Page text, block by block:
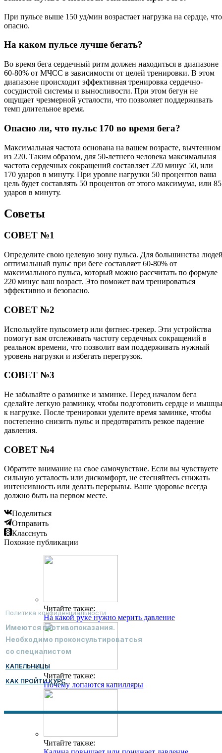
При пульсе выше 150 уд/мин возрастает нагрузка на сердце, что
опасно.
На каком пульсе лучше бегать?
Во время бега сердечный ритм должен находиться в диапазоне
60-80% от МЧСС в зависимости от целей тренировки. В этом
диапазоне происходит эффективная тренировка сердечно-
сосудистой системы и выносливости. При этом бегун не
ощущает чрезмерной усталости, что позволяет поддерживать
темп длительное время.
Опасно ли, что пульс 170 во время бега?
Максимальная частота основана на вашем возрасте, вычтенном
из 220. Таким образом, для 50-летнего человека максимальная
частота сердечных сокращений составляет 220 минус 50, или
170 ударов в минуту. При уровне нагрузки 50 процентов ваша
цель будет составлять 50 процентов от этого максимума, или 85
ударов в минуту.
Советы
СОВЕТ №1
Определите свою целевую зону пульса. Для большинства
оптимальный пульс при беге составляет 60-80% от
максимального пульса, который можно рассчитать по формуле
220 минус ваш возраст. Это поможет вам тренироваться
эффективно и безопасно.
СОВЕТ №2
Используйте пульсометр или фитнес-трекер. Эти устройства
помогут вам отслеживать частоту сердечных сокращений в
реальном времени, что позволит вам поддерживать нужный
уровень нагрузки и избегать перегрузок.
СОВЕТ №3
Не забывайте о разминке и заминке. Перед началом бега
сделайте легкую разминку, чтобы подготовить сердце и мышцы
к нагрузке. После тренировки уделите время заминке, чтобы
постепенно снизить пульс и предотвратить резкое падение
давления.
СОВЕТ №4
Обратите внимание на свое самочувствие. Если вы чувствуете
сильную усталость или дискомфорт, не стесняйтесь снижать
интенсивность или делать перерывы. Ваше здоровье всегда
должно быть на первом месте.
Поделиться
Отправить
Класснуть
Похожие публикации
Читайте также:
На какой руке нужно мерить давление
Читайте также:
Почему лопаются капилляры
Читайте также:
Политика конфиденциальности
Имеются противопоказания.
Необходимо проконсультироватсья
со специалистом
КАПЕЛЬНИЦЫ
КАК ПРОЙТИ КУРС